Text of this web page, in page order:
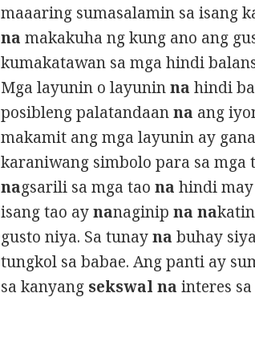
maaaring sumasalamin sa isang
na makakuha ng kung ano ang
kumakatawan sa mga hindi
Mga layunin o layuninna hindi
posibleng palatandaanna ang
makamit ang mga layunin ay
karaniwang simbolo para sa mga
nagsarili sa mga taona hindi
isang tao aynanaginipna na
gusto niya. Sa tunayna buhay
tungkol sa babae. Ang panti ay
sa kanyang sekswal na interes sa